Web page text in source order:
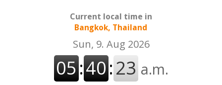
Current local time in
Bangkok, Thailand